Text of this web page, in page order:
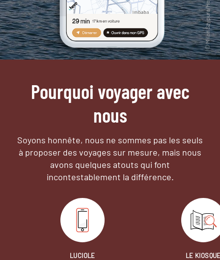
Pourquoi voyager avec
nous
Soyons honnête, nous ne sommes pas les seuls
à proposer des voyages sur mesure, mais nous
avons quelques atouts qui font
incontestablement la différence.
LUCIOLE
LE